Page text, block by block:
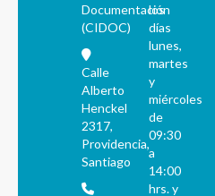
Documentación
(CIDOC)
Calle
Alberto
Henckel
2317,
Providencia,
Santiago
los
días
lunes,
martes
y
miércoles
de
09:30
a
14:00
hrs. y